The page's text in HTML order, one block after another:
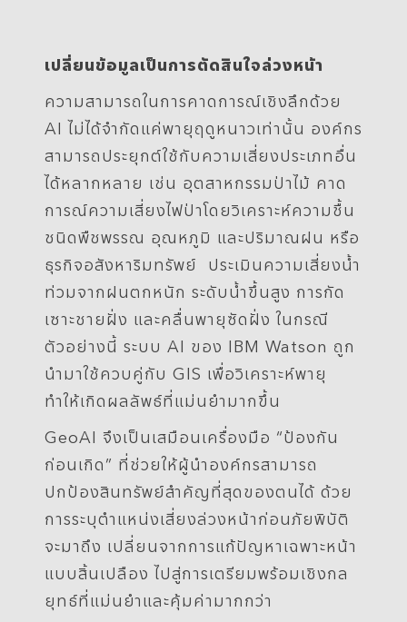
เปลี่ยนข้อมูลเป็นการตัดสินใจล่วงหน้า
ความสามารถในการคาดการณ์เชิงลึกด้วย
AI ไม่ได้จำกัดแค่พายุฤดูหนาวเท่านั้น องค์กร
สามารถประยุกต์ใช้กับความเสี่ยงประเภทอื่น
ได้หลากหลาย เช่น อุตสาหกรรมป่าไม้ คาด
การณ์ความเสี่ยงไฟป่าโดยวิเคราะห์ความชื้น
ชนิดพืชพรรณ อุณหภูมิ และปริมาณฝน หรือ
ธุรกิจอสังหาริมทรัพย์ ประเมินความเสี่ยงน้ำ
ท่วมจากฝนตกหนัก ระดับน้ำขึ้นสูง การกัด
เซาะชายฝั่ง และคลื่นพายุซัดฝั่ง ในกรณี
ตัวอย่างนี้ ระบบ AI ของ IBM Watson ถูก
นำมาใช้ควบคู่กับ GIS เพื่อวิเคราะห์พายุ
ทำให้เกิดผลลัพธ์ที่แม่นยำมากขึ้น
GeoAI จึงเป็นเสมือนเครื่องมือ “ป้องกัน
ก่อนเกิด” ที่ช่วยให้ผู้นำองค์กรสามารถ
ปกป้องสินทรัพย์สำคัญที่สุดของตนได้ ด้วย
การระบุตำแหน่งเสี่ยงล่วงหน้าก่อนภัยพิบัติ
จะมาถึง เปลี่ยนจากการแก้ปัญหาเฉพาะหน้า
แบบสิ้นเปลือง ไปสู่การเตรียมพร้อมเชิงกล
ยุทธ์ที่แม่นยำและคุ้มค่ามากกว่า